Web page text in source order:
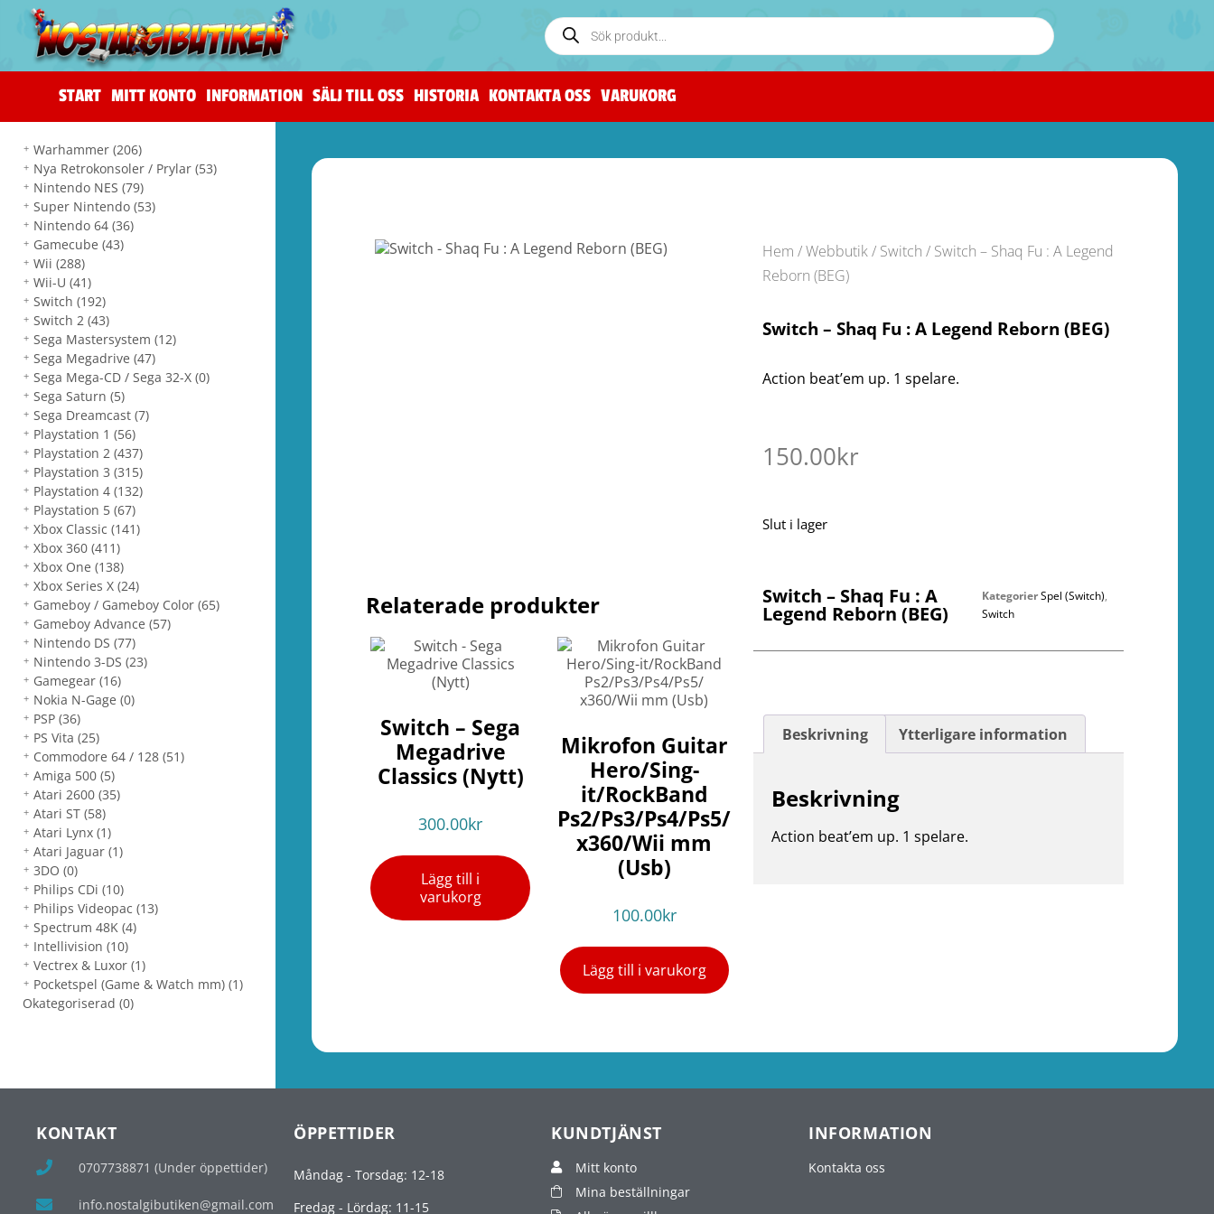
START MITT KONTO INFORMATION SÄLJ TILL OSS HISTORIA KONTAKTA OSS VARUKORG
Warhammer(206)
Nya Retrokonsoler / Prylar(53)
Nintendo NES(79)
Super Nintendo(53)
Nintendo 64(36)
Gamecube(43)
Wii(288)
Wii-U(41)
Switch(192)
Switch 2(43)
Sega Mastersystem(12)
Sega Megadrive(47)
Sega Mega-CD / Sega 32-X(0)
Sega Saturn(5)
Sega Dreamcast(7)
Playstation 1(56)
Playstation 2(437)
Playstation 3(315)
Playstation 4(132)
Playstation 5(67)
Xbox Classic(141)
Xbox 360(411)
Xbox One(138)
Xbox Series X(24)
Gameboy / Gameboy Color(65)
Gameboy Advance(57)
Nintendo DS(77)
Nintendo 3-DS(23)
Gamegear(16)
Nokia N-Gage(0)
PSP(36)
PS Vita(25)
Commodore 64 / 128(51)
Amiga 500(5)
Atari 2600(35)
Atari ST(58)
Atari Lynx(1)
Atari Jaguar(1)
3DO(0)
Philips CDi(10)
Philips Videopac(13)
Spectrum 48K(4)
Intellivision(10)
Vectrex & Luxor(1)
Pocketspel (Game & Watch mm)(1)
Okategoriserad (0)
Hem /Webbutik/ Switch / Switch – Shaq Fu : A Legend
Reborn (BEG)
Switch – Shaq Fu : A Legend Reborn (BEG)
Action beat’em up. 1 spelare.
150.00kr
Slut i lager
Relaterade produkter
Switch – Sega
Megadrive
Classics (Nytt)
300.00kr
Lägg till i
varukorg
Mikrofon Guitar
Hero/Sing-
it/RockBand
Ps2/Ps3/Ps4/Ps5/
x360/Wii mm
(Usb)
100.00kr
Lägg till i varukorg
Switch – Shaq Fu : A
Legend Reborn (BEG)
KategorierSpel (Switch),
Switch
Beskrivning Ytterligare information
Beskrivning
Action beat’em up. 1 spelare.
KONTAKT
0707738871 (Under öppettider)
info.nostalgibutiken@gmail.com
ÖPPETTIDER
Måndag - Torsdag: 12-18
Fredag - Lördag: 11-15
KUNDTJÄNST
Mitt konto
Mina beställningar
INFORMATION
Kontakta oss